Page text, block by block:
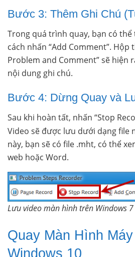
Bước 3: Thêm Ghi Chú
Trong quá trình quay, bạn có
cách nhấn “Add Comment”. Hộp
Problem and Comment” sẽ hiện
nội dung ghi chú.
Bước 4: Dừng Quay và
Sau khi hoàn tất, nhấn “Stop
Video sẽ được lưu dưới dạng file
này, bạn sẽ có file .mht, có thể
web hoặc Word.
Lưu video màn hình trên Windows 7
Quay Màn Hình
Windows 10